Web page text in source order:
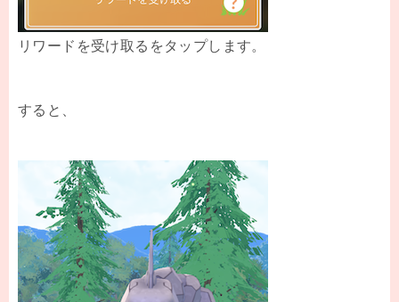
リワードを受け取るをタップします。
すると、